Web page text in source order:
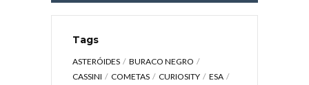
Tags
ASTERÓIDES
BURACO NEGRO
CASSINI
COMETAS CURIOSITY
ESA